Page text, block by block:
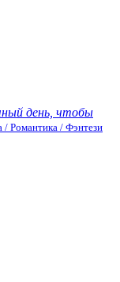
день, чтобы
Романтика / Фэнтези